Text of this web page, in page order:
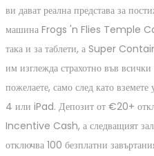
ви дават реална представа за
машина Frogs 'n Flies Temple
така и за таблети, а Super
им изглежда страхотно във
пожелаете, само след като
4 или iPad. Депозит от €20+
Incentive Cash, а следващият
отключва 100 безплатни